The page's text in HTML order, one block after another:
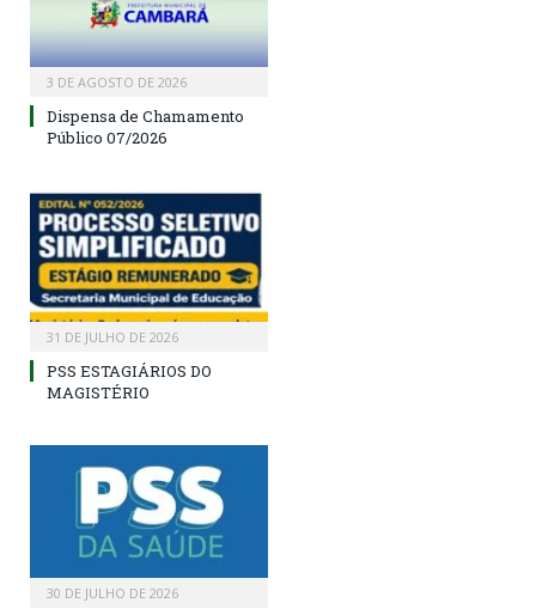
3 DE AGOSTO DE 2026
Dispensa de Chamamento
Público 07/2026
31 DE JULHO DE 2026
PSS ESTAGIÁRIOS DO
MAGISTÉRIO
30 DE JULHO DE 2026